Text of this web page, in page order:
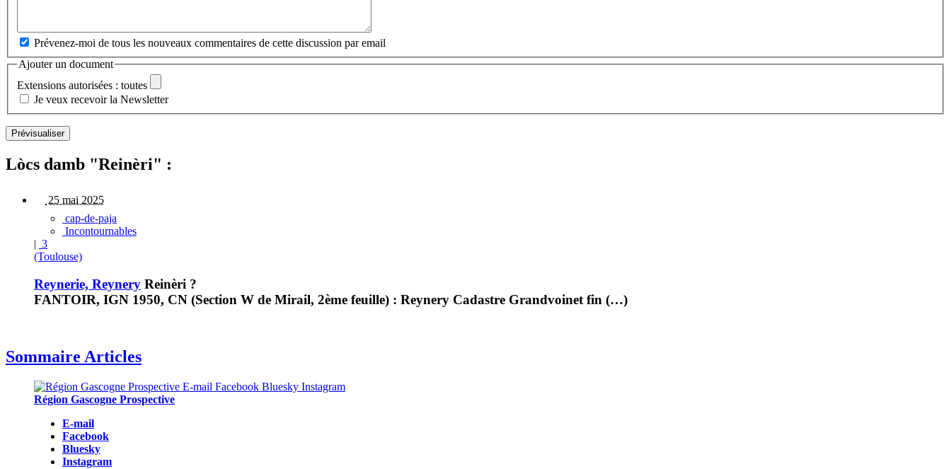
Prévenez-moi de tous les nouveaux commentaires de cette discussion par email
Ajouter un document
Extensions autorisées : toutes
Je veux recevoir la Newsletter
Lòcs damb "Reinèri" :
25 mai 2025
cap-de-paja
Incontournables
| 3
(Toulouse)
Reynerie, Reynery Reinèri ?
FANTOIR, IGN 1950, CN (Section W de Mirail, 2ème feuille) : Reynery Cadastre Grandvoinet fin (…)
Sommaire Articles
Région Gascogne Prospective
E-mail
Facebook
Bluesky
Instagram